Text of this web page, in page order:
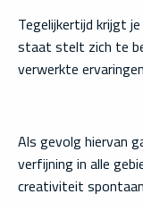
Tegelijkertijd krijgt
staat stelt zich te
verwerkte
Als gevolg hiervan
verfijning in alle
creativiteit